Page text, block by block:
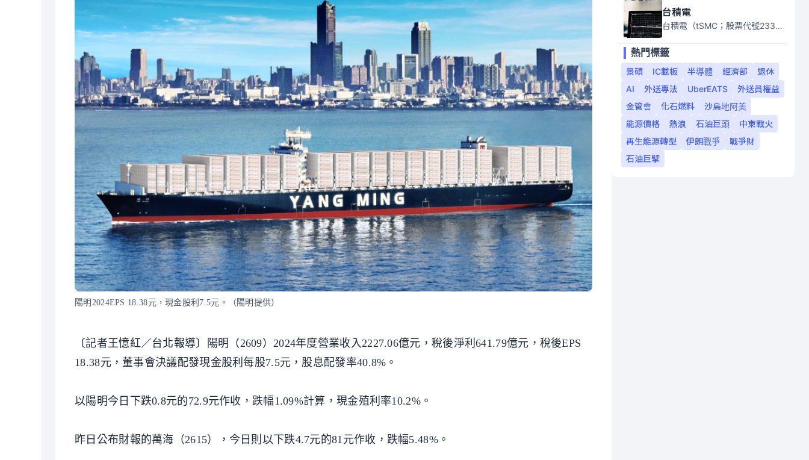
陽明2024EPS 18.38元，現金股利7.5元。（陽明提供）
〔記者王憶紅／台北報導〕陽明（2609）2024年度營業收入2227.06億元，稅後淨利641.79億元，稅後EPS
18.38元，董事會決議配發現金股利每股7.5元，股息配發率40.8%。
以陽明今日下跌0.8元的72.9元作收，跌幅1.09%計算，現金殖利率10.2%。
昨日公布財報的萬海（2615），今日則以下跌4.7元的81元作收，跌幅5.48%。
台積電
台積電（tSMC；股票代號2330）是全球領先的半導體代工公司，成立於1987年，總部位於台灣新竹。且已於美國、日本、德國及中國設廠，台積電是全球首家專業積體電路製造服務公司，也是全球最先進和最大規模的半導體代工廠。
熱門標籤
景碩
IC載板 半導體 經濟部
退休
AI
外送專法 UberEATS
外送員權益
金管會
化石燃料
沙烏地阿美
能源價格
熱浪 石油巨頭
中東戰火
再生能源轉型
伊朗戰爭
戰爭財
石油巨擘